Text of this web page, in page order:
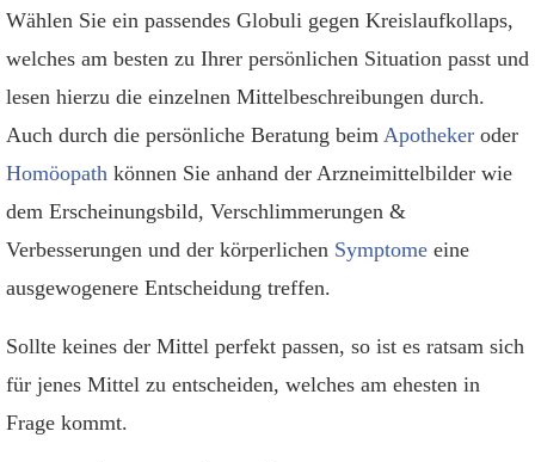
Wählen Sie ein passendes Globuli gegen Kreislaufkollaps,
welches am besten zu Ihrer persönlichen Situation passt und
lesen hierzu die einzelnen Mittelbeschreibungen durch.
Auch durch die persönliche Beratung beim Apotheker oder
Homöopath können Sie anhand der Arzneimittelbilder wie
dem Erscheinungsbild, Verschlimmerungen &
Verbesserungen und der körperlichen Symptome eine
ausgewogenere Entscheidung treffen.
Sollte keines der Mittel perfekt passen, so ist es ratsam sich
für jenes Mittel zu entscheiden, welches am ehesten in
Frage kommt.